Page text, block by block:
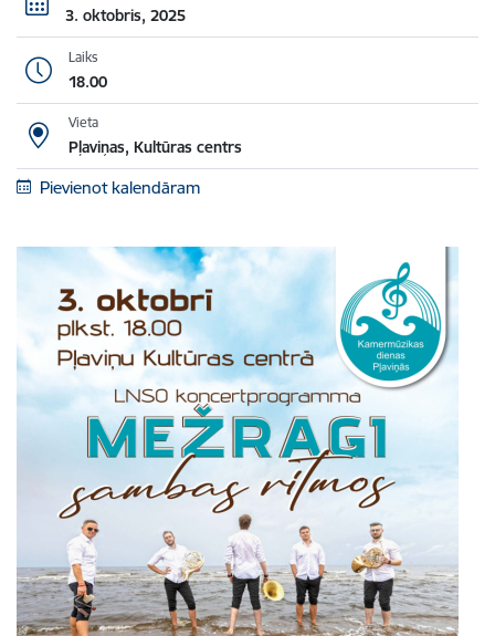
3. oktobris, 2025
Laiks
18.00
Vieta
Pļaviņas, Kultūras centrs
Pievienot kalendāram